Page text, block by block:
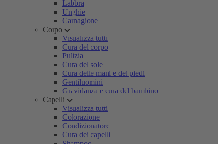
Labbra
Unghie
Carnagione
Corpo
Visualizza tutti
Cura del corpo
Pulizia
Cura del sole
Cura delle mani e dei piedi
Gentiluomini
Gravidanza e cura del bambino
Capelli
Visualizza tutti
Colorazione
Condizionatore
Cura dei capelli